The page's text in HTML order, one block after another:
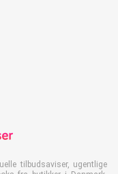
tilbudsaviser, ugentlige